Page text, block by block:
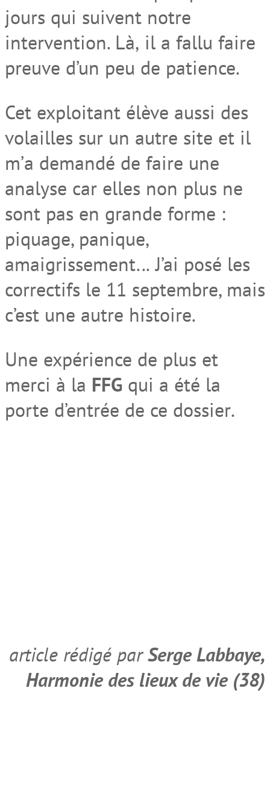
jours qui suivent notre
intervention. Là, il a fallu faire
preuve d’un peu de patience.
Cet exploitant élève aussi des
volailles sur un autre site et il
m’a demandé de faire une
analyse car elles non plus ne
sont pas en grande forme :
piquage, panique,
amaigrissement... J’ai posé les
correctifs le 11 septembre, mais
c’est une autre histoire.
Une expérience de plus et
merci à la FFG qui a été la
porte d’entrée de ce dossier.
Géobiologie professionnelle
: Se former pour mieux